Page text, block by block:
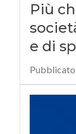
Più
e di